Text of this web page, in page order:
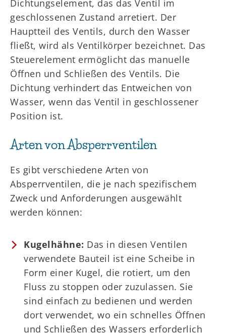
Dichtungselement, das das Ventil im
geschlossenen Zustand arretiert. Der
Hauptteil des Ventils, durch den Wasser
fließt, wird als Ventilkörper bezeichnet. Das
Steuerelement ermöglicht das manuelle
Öffnen und Schließen des Ventils. Die
Dichtung verhindert das Entweichen von
Wasser, wenn das Ventil in geschlossener
Position ist.
Arten von Absperrventilen
Es gibt verschiedene Arten von
Absperrventilen, die je nach spezifischem
Zweck und Anforderungen ausgewählt
werden können:
Kugelhähne: Das in diesen Ventilen
verwendete Bauteil ist eine Scheibe in
Form einer Kugel, die rotiert, um den
Fluss zu stoppen oder zuzulassen. Sie
sind einfach zu bedienen und werden
dort verwendet, wo ein schnelles Öffnen
und Schließen des Wassers erforderlich